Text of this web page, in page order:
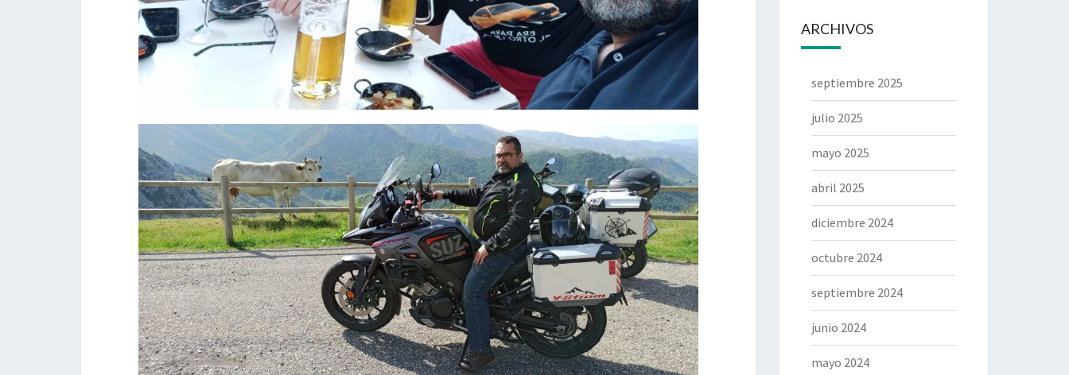
ARCHIVOS
septiembre 2025
julio 2025
mayo 2025
abril 2025
diciembre 2024
octubre 2024
septiembre 2024
junio 2024
mayo 2024